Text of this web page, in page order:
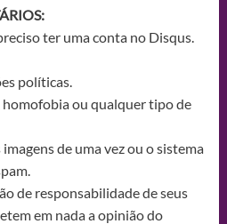
ter uma conta no Disqus.
políticas.
ou qualquer tipo de
de uma vez ou o sistema
de responsabilidade de seus
em nada a opinião do